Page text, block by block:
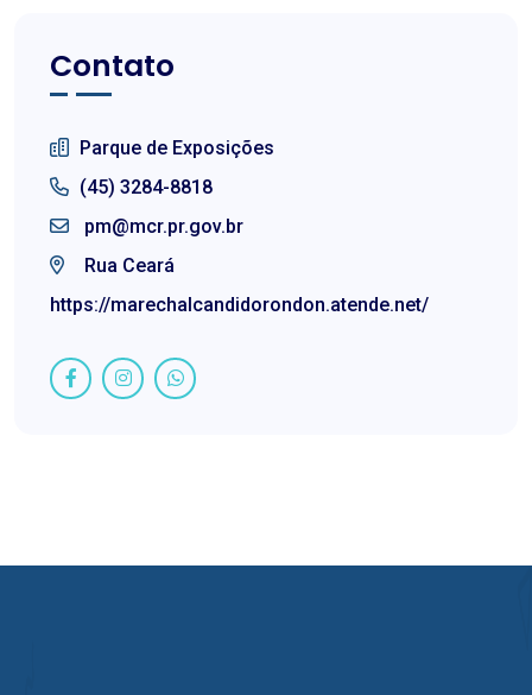
Contato
Parque de Exposições
(45) 3284-8818
pm@mcr.pr.gov.br
Rua Ceará
https://marechalcandidorondon.atende.net/